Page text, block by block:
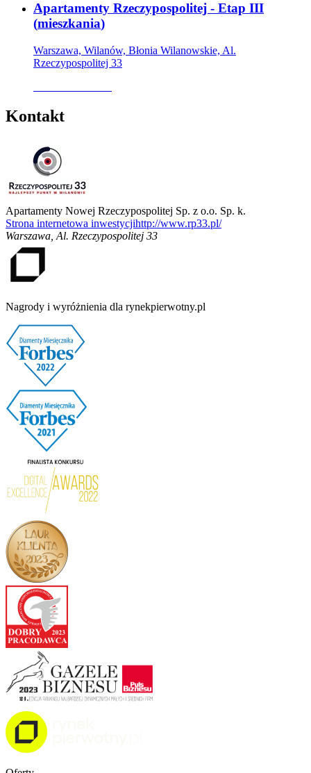
Apartamenty Rzeczypospolitej - Etap III
(mieszkania)
Warszawa, Wilanów, Błonia Wilanowskie, Al.
Rzeczypospolitej 33
Kontakt
Apartamenty Nowej Rzeczypospolitej Sp. z o.o. Sp. k.
Strona internetowa inwestycjihttp://www.rp33.pl/
Warszawa Al. Rzeczypospolitej 33
Nagrody i wyróżnienia dla rynekpierwotny.pl